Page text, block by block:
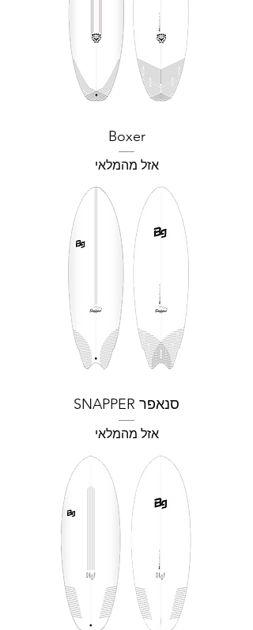
Boxer
אזל מהמלאי
סנאפר SNAPPER
אזל מהמלאי